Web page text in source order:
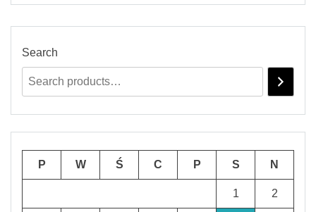
Search
P W Ś C P S N
1 2